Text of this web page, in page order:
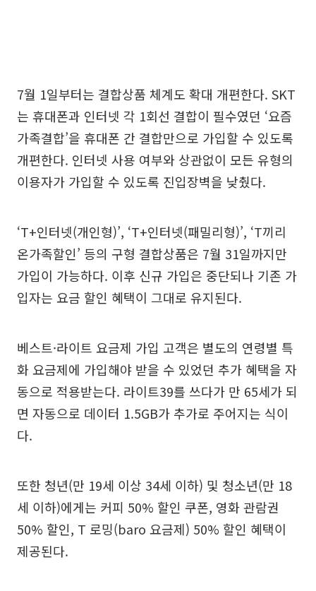
7월 1일부터는 결합상품 체계도 확대 개편한다. SKT
는 휴대폰과 인터넷 각 1회선 결합이 필수였던 ‘요즘
가족결합’을 휴대폰 간 결합만으로 가입할 수 있도록
개편한다. 인터넷 사용 여부와 상관없이 모든 유형의
이용자가 가입할 수 있도록 진입장벽을 낮췄다.
‘T+인터넷(개인형)’, ‘T+인터넷(패밀리형)’, ‘T끼리
온가족할인’ 등의 구형 결합상품은 7월 31일까지만
가입이 가능하다. 이후 신규 가입은 중단되나 기존 가
입자는 요금 할인 혜택이 그대로 유지된다.
베스트·라이트 요금제 가입 고객은 별도의 연령별 특
화 요금제에 가입해야 받을 수 있었던 추가 혜택을 자
동으로 적용받는다. 라이트39를 쓰다가 만 65세가 되
면 자동으로 데이터 1.5GB가 추가로 주어지는 식이
다.
또한 청년(만 19세 이상 34세 이하) 및 청소년(만 18
세 이하)에게는 커피 50% 할인 쿠폰, 영화 관람권
50% 할인, T 로밍(baro 요금제) 50% 할인 혜택이
제공된다.